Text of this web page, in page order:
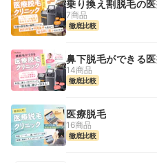
乗り換え割脱毛の
7商品
徹底比較
鼻下脱毛ができる
14商品
徹底比較
医療脱毛
16商品
徹底比較